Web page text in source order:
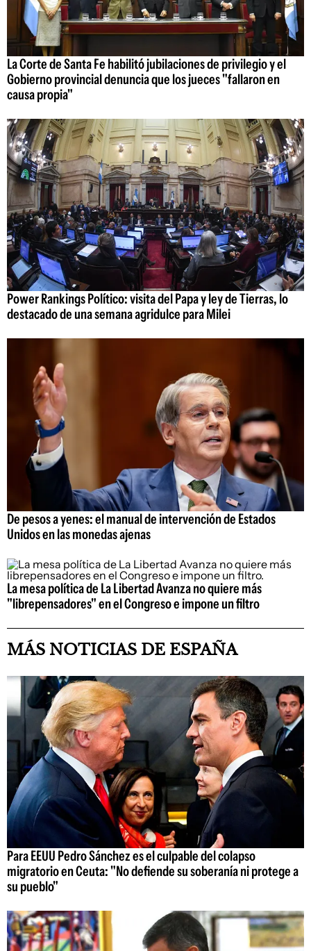
La Corte de Santa Fe habilitó jubilaciones de privilegio y el
Gobierno provincial denuncia que los jueces "fallaron en
causa propia"
Power Rankings Político: visita del Papa y ley de Tierras, lo
destacado de una semana agridulce para Milei
De pesos a yenes: el manual de intervención de Estados
Unidos en las monedas ajenas
La mesa política de La Libertad Avanza no quiere más
"librepensadores" en el Congreso e impone un filtro
MÁS NOTICIAS DE ESPAÑA
Para EEUU Pedro Sánchez es el culpable del colapso
migratorio en Ceuta: "No defiende su soberanía ni protege a
su pueblo"